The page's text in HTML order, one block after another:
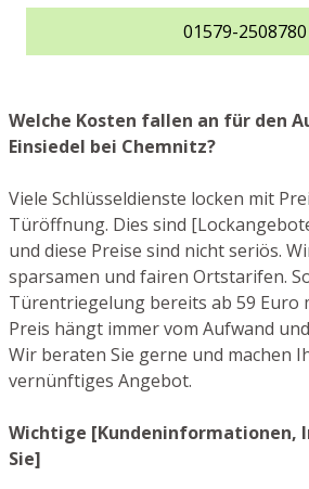
01579-2508780
Welche Kosten fallen an für den
Einsiedel bei Chemnitz?
Viele Schlüsseldienste locken mit
Türöffnung. Dies sind
und diese Preise sind nicht seriös.
sparsamen und fairen Ortstarifen.
Türentriegelung bereits ab 59 Euro
Preis hängt immer vom Aufwand
Wir beraten Sie gerne und machen
vernünftiges Angebot.
Wichtige [Kundeninformationen,
Sie]